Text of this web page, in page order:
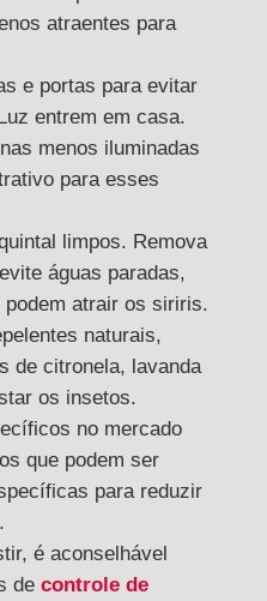
atraentes para
e portas para evitar
entrem em casa.
menos iluminadas
para esses
limpos. Remova
águas paradas,
atrair os siriris.
naturais,
de citronela, lavanda
os insetos.
no mercado
que podem ser
para reduzir
é aconselhável
de controle de